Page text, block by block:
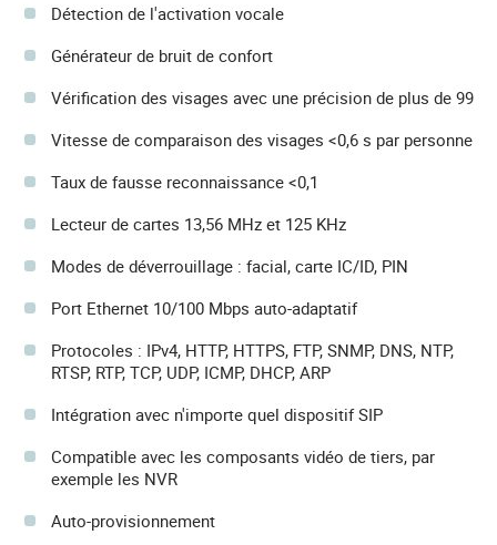
Détection de l'activation vocale
Générateur de bruit de confort
Vérification des visages avec une précision de plus de 99
Vitesse de comparaison des visages <0,6 s par personne
Taux de fausse reconnaissance <0,1
Lecteur de cartes 13,56 MHz et 125 KHz
Modes de déverrouillage : facial, carte IC/ID, PIN
Port Ethernet 10/100 Mbps auto-adaptatif
Protocoles : IPv4, HTTP, HTTPS, FTP, SNMP, DNS, NTP,
RTSP, RTP, TCP, UDP, ICMP, DHCP, ARP
Intégration avec n'importe quel dispositif SIP
Compatible avec les composants vidéo de tiers, par
exemple les NVR
Auto-provisionnement